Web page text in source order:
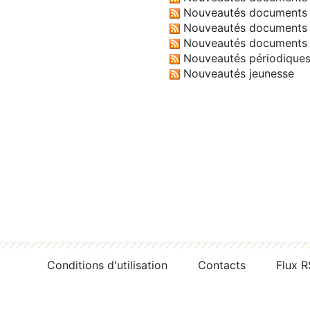
Nouveautés
Nouveautés
Nouveautés
Nouveautés périodiques
Nouveautés jeunesse
Conditions d'utilisation Contacts Flux